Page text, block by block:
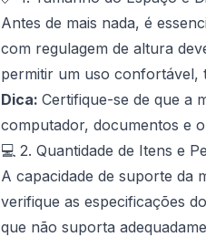
Antes de mais nada, é
com regulagem de altura
permitir um uso confortável,
Dica: Certifique-se de que a
computador, documentos e
💻 2. Quantidade de Itens e
A capacidade de suporte da
verifique as especificações
que não suporta